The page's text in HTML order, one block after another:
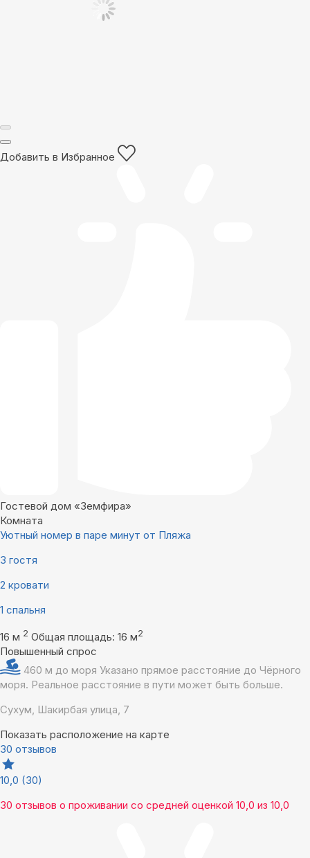
Добавить в Избранное
Гостевой дом «Земфира»
Комната
Уютный номер в паре минут от Пляжа
3 гостя
2 кровати
1 спальня
16 м 2 Общая площадь: 16 м2
Повышенный спрос
460 м до моря Указано прямое расстояние до Чёрного
моря. Реальное расстояние в пути может быть больше.
Сухум, Шакирбая улица, 7
Показать расположение на карте
30 отзывов
10,0 (30)
30 отзывов о проживании со средней оценкой 10,0 из 10,0